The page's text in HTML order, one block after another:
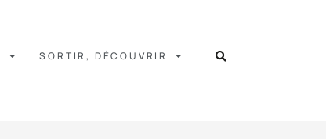
SORTIR, DÉCOUVRIR